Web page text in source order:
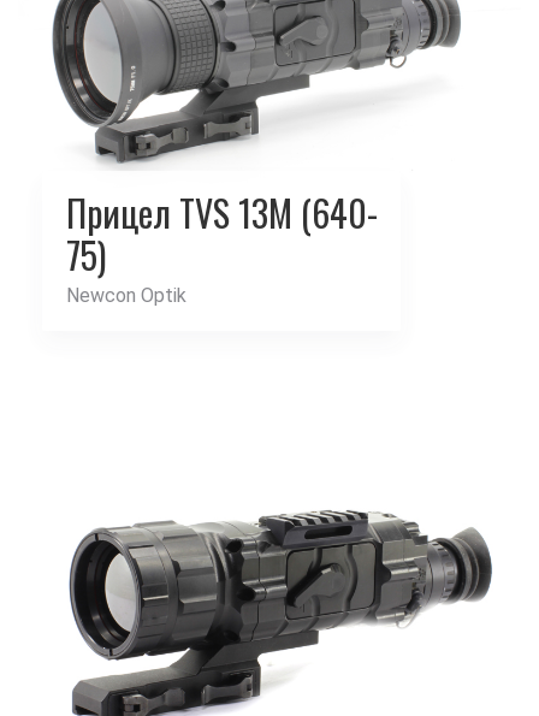
Прицел TVS 13M (640-
75)
Newcon Optik